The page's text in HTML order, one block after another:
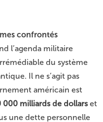
confrontés
l’agenda militaire
du système
Il ne s’agit pas
américain est
milliards de dollarset
une dette personnelle